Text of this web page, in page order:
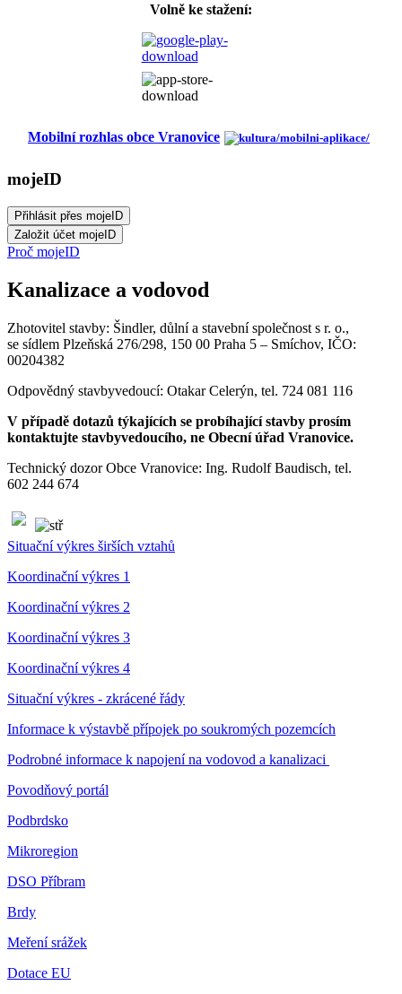
Volně ke stažení:
Mobilní rozhlas obce Vranovice
mojeID
Proč mojeID
Kanalizace a vodovod
Zhotovitel stavby: Šindler, důlní a stavební společnost s r. o.,
se sídlem Plzeňská 276/298, 150 00 Praha 5 – Smíchov, IČO:
00204382
Odpovědný stavbyvedoucí: Otakar Celerýn, tel. 724 081 116
V případě dotazů týkajících se probíhající stavby prosím
kontaktujte stavbyvedoucího, ne Obecní úřad Vranovice.
Technický dozor Obce Vranovice: Ing. Rudolf Baudisch, tel.
602 244 674
Situační výkres širších vztahů
Koordinační výkres 1
Koordinační výkres 2
Koordinační výkres 3
Koordinační výkres 4
Situační výkres - zkrácené řády
Informace k výstavbě přípojek po soukromých pozemcích
Podrobné informace k napojení na vodovod a kanalizaci
Povodňový portál
Podbrdsko
Mikroregion
DSO Příbram
Brdy
Meření srážek
Dotace EU